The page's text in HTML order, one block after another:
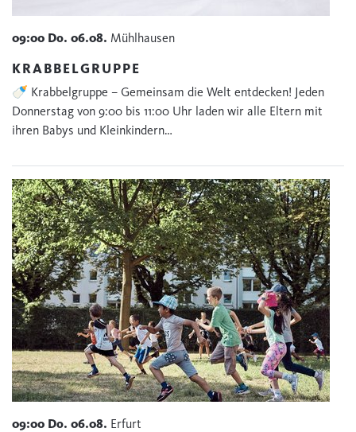
09:00 Do. 06.08. Mühlhausen
KRABBELGRUPPE
🍼 Krabbelgruppe – Gemeinsam die Welt entdecken! Jeden
Donnerstag von 9:00 bis 11:00 Uhr laden wir alle Eltern mit
ihren Babys und Kleinkindern…
09:00 Do. 06.08. Erfurt